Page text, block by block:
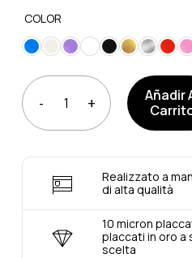
COLOR
Añadir
Realizzato a
di alta qualità
10 micron
placcati in oro a
scelta